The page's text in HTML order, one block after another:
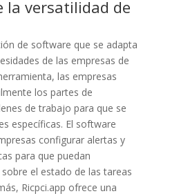
la versatilidad de
de software que se adapta
de las empresas de
las empresas
los partes de
de trabajo para que se
específicas. El software
configurar alertas y
para que puedan
el estado de las tareas
Ricpci.app ofrece una